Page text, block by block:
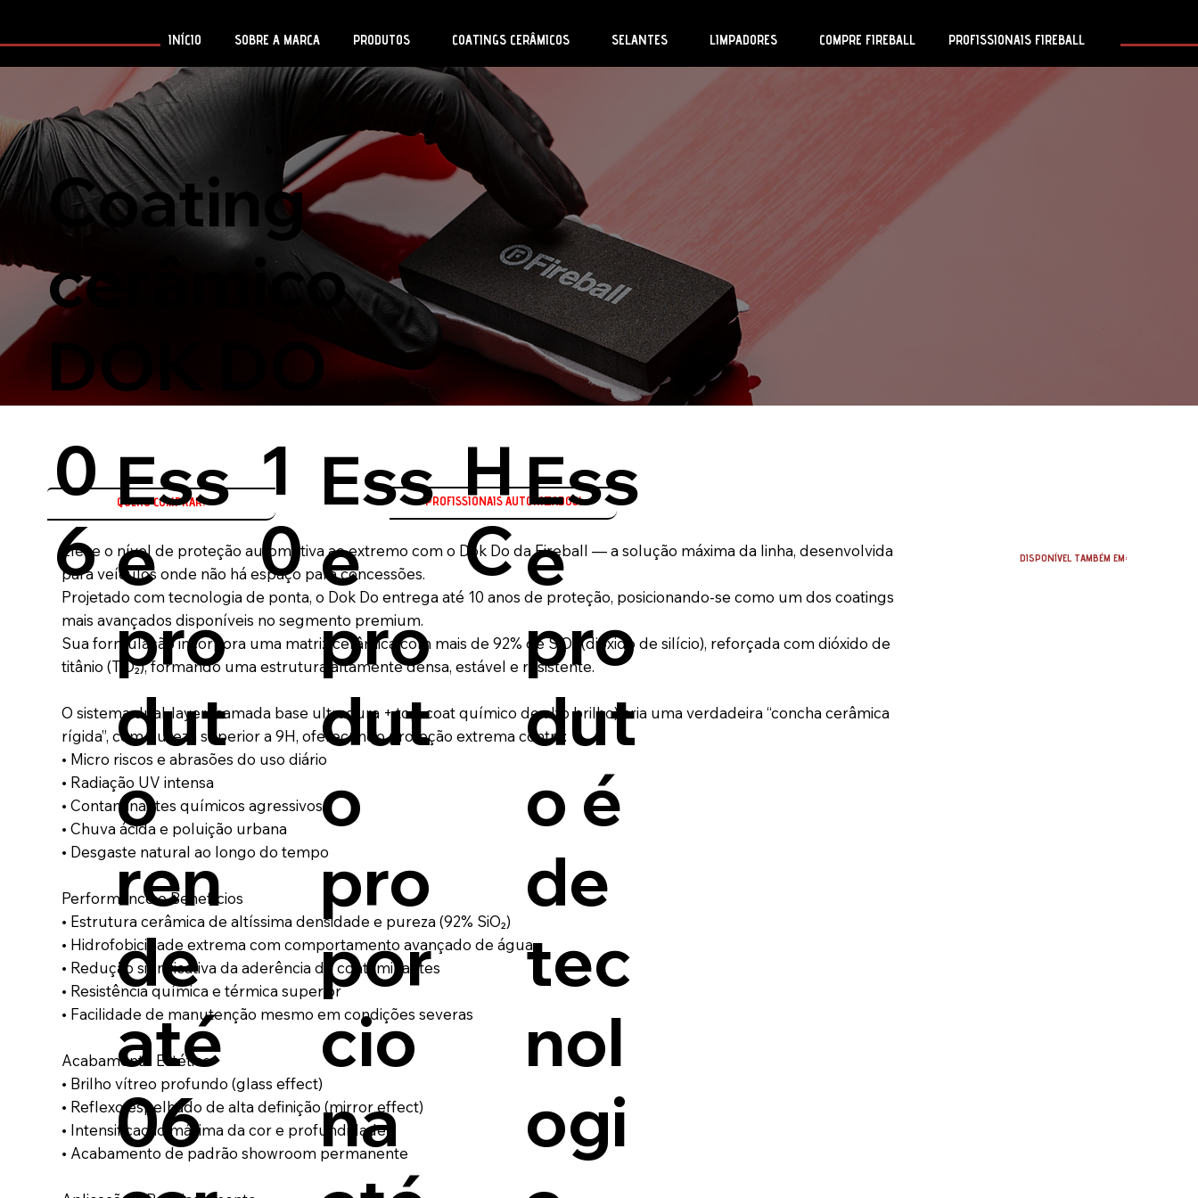
INÍCIO SOBRE A MARCA PRODUTOS COATINGS CERÂMICOS SELANTES LIMPADORES COMPRE FIREBALL PROFISSIONAIS FIREBALL
Coating
cerâmico
DOK DO
QUERO COMPRAR! PROFISSIONAIS AUTORIZADOS!
Eleve o nível de proteção automotiva ao extremo com o Dok Do da Fireball — a solução máxima da linha, desenvolvida
para veículos onde não há espaço para concessões.
Projetado com tecnologia de ponta, o Dok Do entrega até 10 anos de proteção, posicionando-se como um dos coatings
mais avançados disponíveis no segmento premium.
Sua formulação incorpora uma matriz cerâmica com mais de 92% de SiO₂ (dióxido de silício), reforçada com dióxido de
titânio (TiO₂), formando uma estrutura altamente densa, estável e resistente.
O sistema dual-layer (camada base ultradura + top-coat químico de alto brilho) cria uma verdadeira “concha cerâmica
rígida”, com dureza superior a 9H, oferecendo proteção extrema contra:
• Micro riscos e abrasões do uso diário
• Radiação UV intensa
• Contaminantes químicos agressivos
• Chuva ácida e poluição urbana
• Desgaste natural ao longo do tempo
Performance e Benefícios
• Estrutura cerâmica de altíssima densidade e pureza (92% SiO₂)
• Hidrofobicidade extrema com comportamento avançado de água
• Redução significativa da aderência de contaminantes
• Resistência química e térmica superior
• Facilidade de manutenção mesmo em condições severas
Acabamento Estético
• Brilho vítreo profundo (glass effect)
• Reflexo espelhado de alta definição (mirror effect)
• Intensificação máxima da cor e profundidade
• Acabamento de padrão showroom permanente
0
6
Ess
e
pro
dut
o
ren
de
até
06
1
0
Ess
e
pro
dut
o
pro
por
cio
na
H
C
Ess
e
pro
dut
o é
de
tec
nol
ogi
DISPONÍVEL TAMBÉM EM: